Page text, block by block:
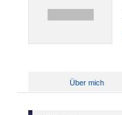
Über mich